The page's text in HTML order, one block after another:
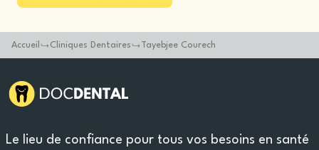
Accueil Cliniques Dentaires Tayebjee Courech
Le lieu de confiance pour tous vos besoins en santé